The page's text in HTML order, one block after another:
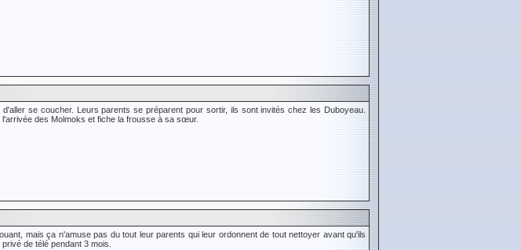
se coucher. Leurs parents se préparent pour sortir, ils sont invités chez les Duboyeau.
des Molmoks et fiche la frousse à sa sœur.
mais ça n'amuse pas du tout leur parents qui leur ordonnent de tout nettoyer avant qu'ils
de télé pendant 3 mois.